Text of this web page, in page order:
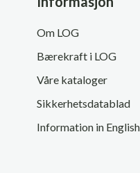
Om LOG
Bærekraft i LOG
Våre kataloger
Sikkerhetsdatablad
Information in English